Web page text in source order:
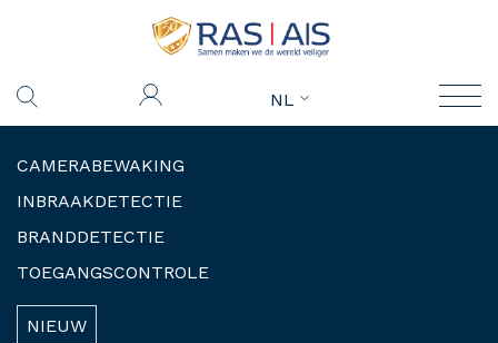
NL
CAMERABEWAKING
INBRAAKDETECTIE
BRANDDETECTIE
TOEGANGSCONTROLE
NIEUW